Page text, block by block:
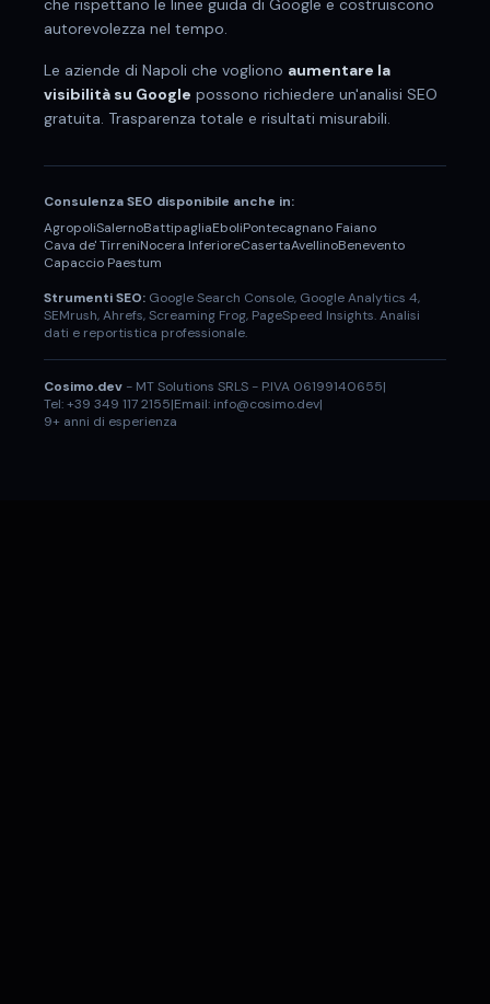
che rispettano le linee guida di Google e costruiscono
autorevolezza nel tempo.
Le aziende di Napoli che vogliono aumentare la
visibilità su Google possono richiedere un'analisi SEO
gratuita. Trasparenza totale e risultati misurabili.
Consulenza SEO disponibile anche in:
AgropoliSalernoBattipagliaEboliPontecagnano Faiano
Cava de' TirreniNocera InferioreCasertaAvellinoBenevento
Capaccio Paestum
Strumenti SEO: Google Search Console, Google Analytics 4,
SEMrush, Ahrefs, Screaming Frog, PageSpeed Insights. Analisi
dati e reportistica professionale.
Cosimo.dev - MT Solutions SRLS - P.IVA 06199140655|
Tel: +39 349 117 2155|Email: info@cosimo.dev|
9+ anni di esperienza